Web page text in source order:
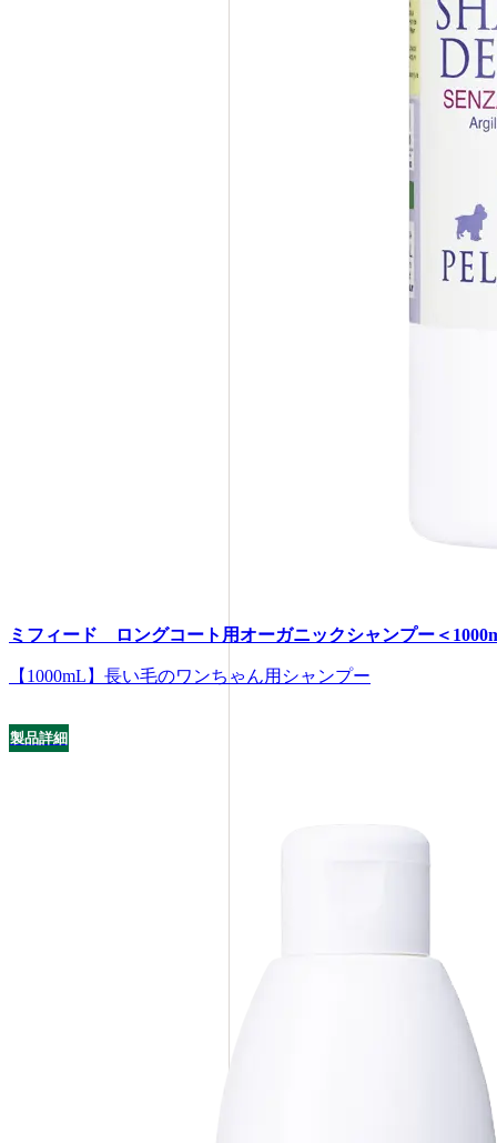
ミフィード ロングコート用オーガニックシャンプー＜
【1000mL】長い毛のワンちゃん用シャンプー
製品詳細